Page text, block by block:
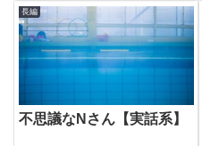
長編
不思議なNさん【実話系】